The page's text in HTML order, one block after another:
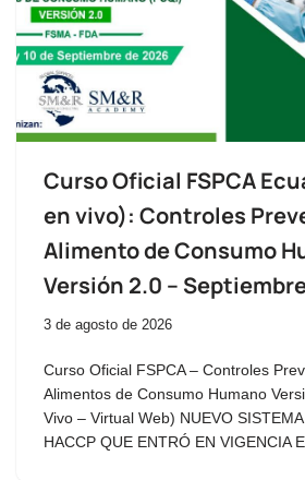
Curso Oficial FSPCA
en vivo): Controles
Alimento de Consumo
Versión 2.0 –
3 de agosto de 2026
Curso Oficial FSPCA – Controles
Alimentos de Consumo Humano
Vivo – Virtual Web) NUEVO SISTEMA
HACCP QUE ENTRÓ EN VIGENCIA